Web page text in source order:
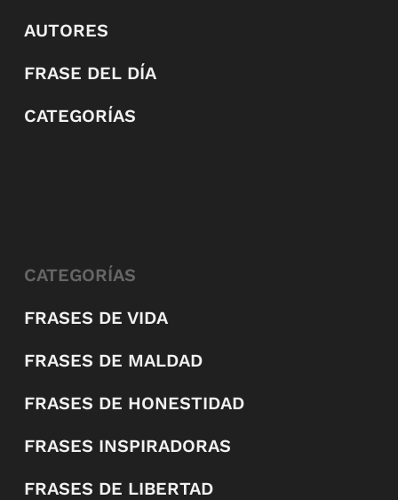
AUTORES
FRASE DEL DÍA
CATEGORÍAS
CATEGORÍAS
FRASES DE VIDA
FRASES DE MALDAD
FRASES DE HONESTIDAD
FRASES INSPIRADORAS
FRASES DE LIBERTAD